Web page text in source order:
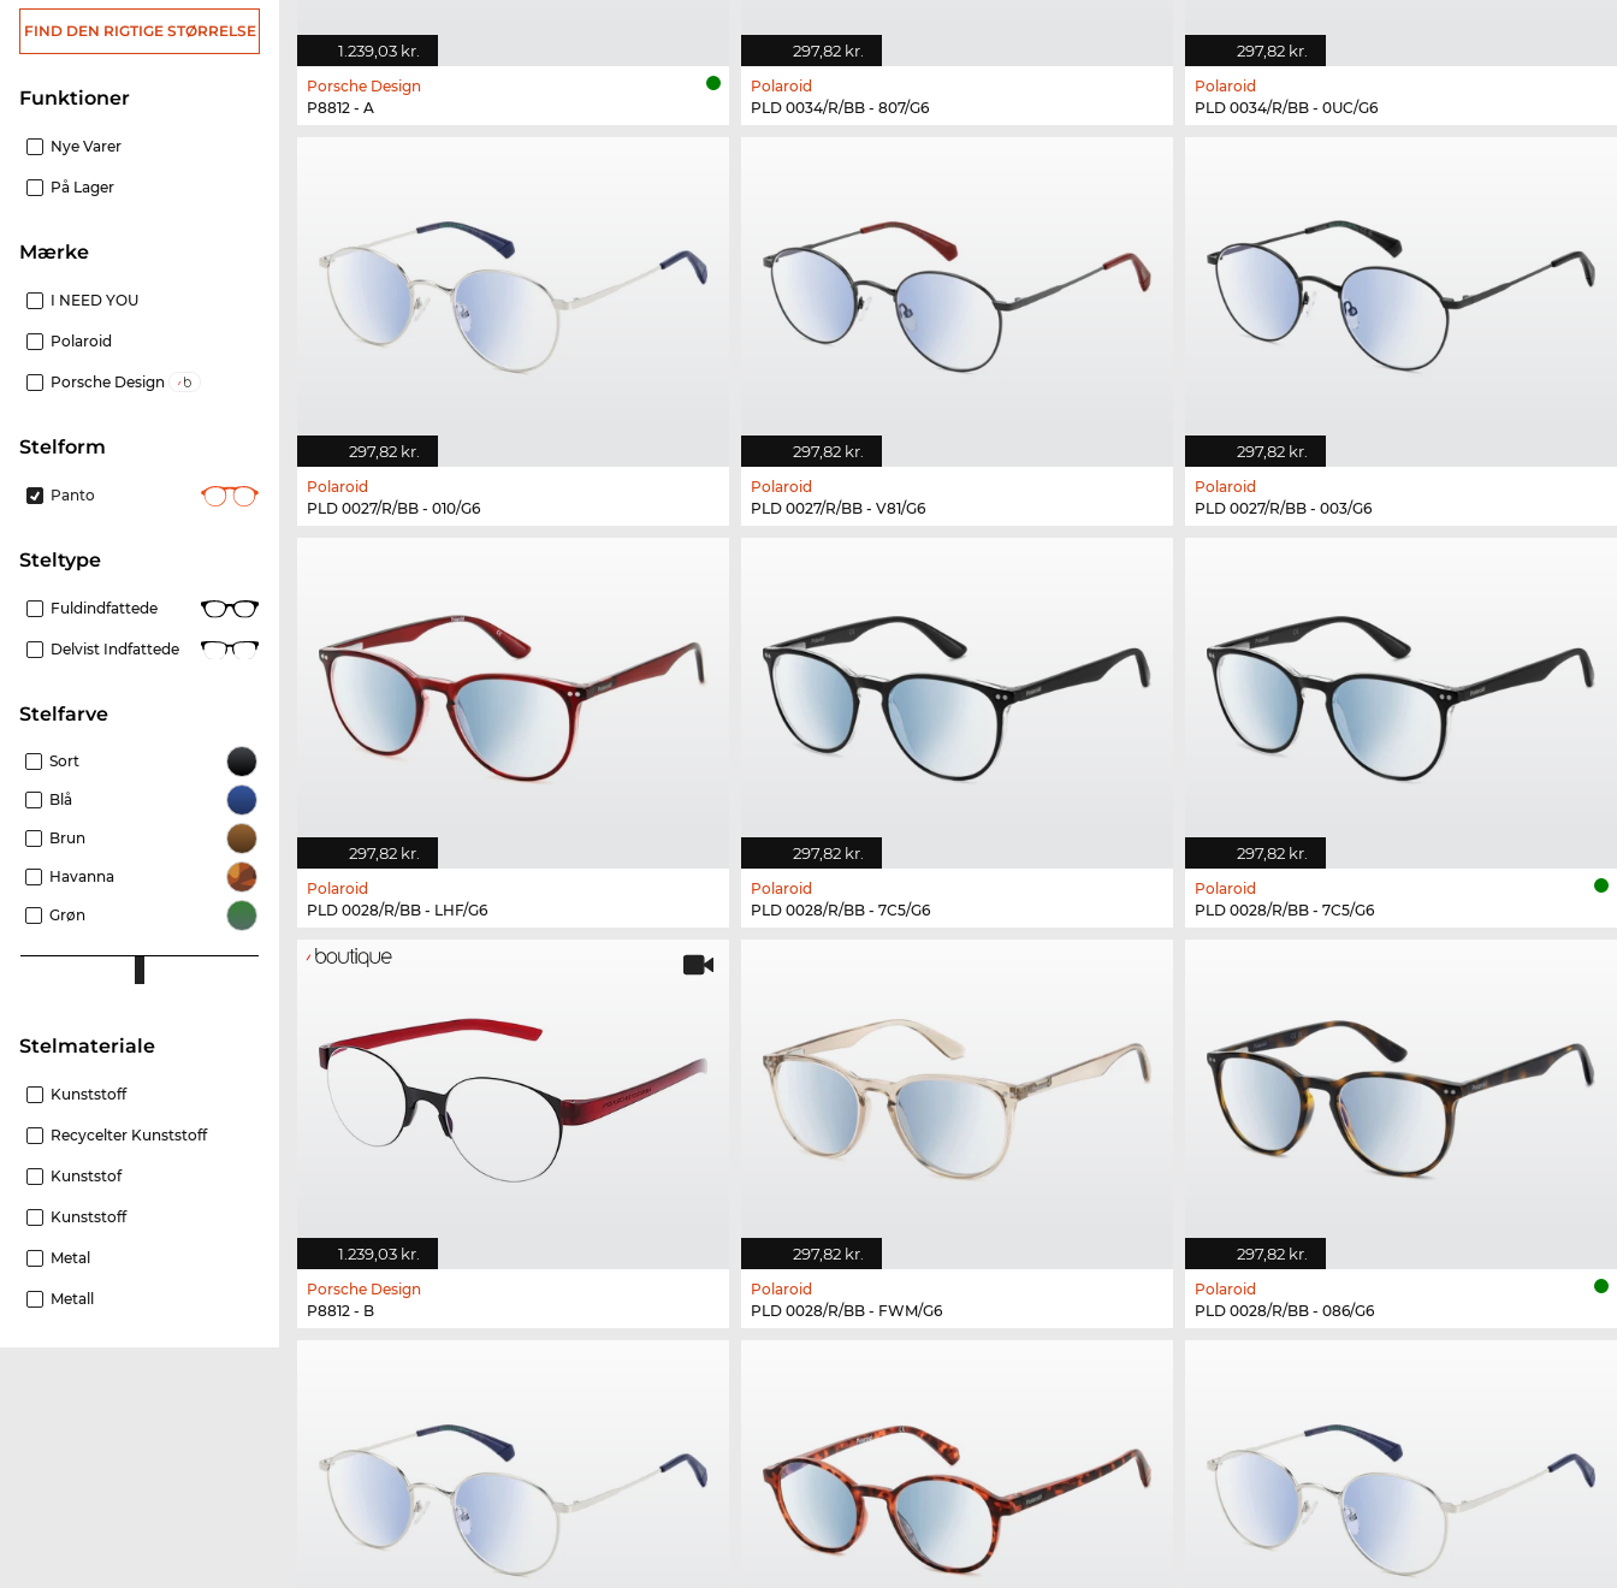
FIND DEN RIGTIGE STØRRELSE
funktioner
Nye Varer
På Lager
Mærke
I NEED YOU
Polaroid
Porsche Design
Stelform
Panto
Steltype
Fuldindfattede
Delvist Indfattede
Stelfarve
Sort
Blå
Brun
Havanna
Grøn
Stelmateriale
Kunststoff
Recycelter Kunststoff
Kunststof
Kunststoff
Metal
Metall
1.239,03 kr.
Porsche Design
P8812 - A
297,82 kr.
Polaroid
PLD 0034/R/BB - 807/G6
297,82 kr.
Polaroid
PLD 0034/R/BB - 0UC/G6
297,82 kr.
Polaroid
PLD 0027/R/BB - 010/G6
297,82 kr.
Polaroid
PLD 0027/R/BB - V81/G6
297,82 kr.
Polaroid
PLD 0027/R/BB - 003/G6
297,82 kr.
Polaroid
PLD 0028/R/BB - LHF/G6
297,82 kr.
Polaroid
PLD 0028/R/BB - 7C5/G6
297,82 kr.
Polaroid
PLD 0028/R/BB - 7C5/G6
1.239,03 kr.
Porsche Design
P8812 - B
297,82 kr.
Polaroid
PLD 0028/R/BB - FWM/G6
297,82 kr.
Polaroid
PLD 0028/R/BB - 086/G6